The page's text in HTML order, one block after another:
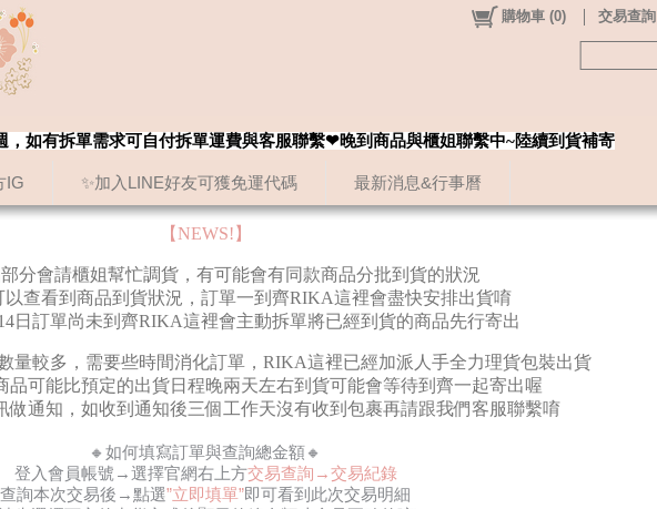
IG ✨加入LINE好友可獲免運代碼 最新消息&行事曆
購物車 (0) 交易查詢
，如有拆單需求可自付拆單運費與客服聯繫❤晚到商品與櫃姐聯繫中~陸續到貨補寄